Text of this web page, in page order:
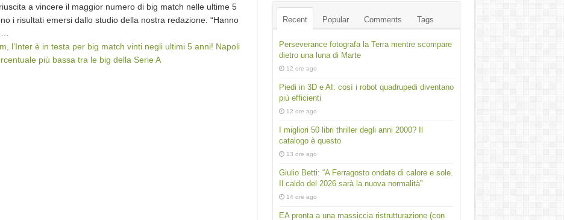
a vincere il maggior numero di big match nelle ultime 5
i risultati emersi dallo studio della nostra redazione. “Hanno
l’Inter è in testa per big match vinti negli ultimi 5 anni! Napoli
più bassa tra le big della Serie A
Recent Popular Comments Tags
Perseverance fotografa la Terra mentre scompare
dietro una luna di Marte
12 ore ago
Piedi in 3D e AI: così i robot quadrupedi diventano
più efficienti
12 ore ago
I migliori 50 libri thriller degli anni 2000? Il
catalogo è questo
13 ore ago
Giulio Betti: “A Ferragosto ondate di calore e sole.
Il caldo del 2026 sarà la nuova normalità”
14 ore ago
EA pronta a una massiccia ristrutturazione (con